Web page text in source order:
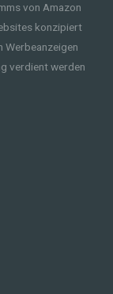
von Amazon
konzipiert
Werbeanzeigen
verdient werden